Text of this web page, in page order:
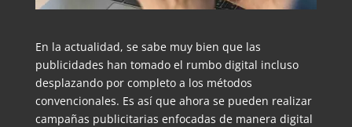
En la actualidad, se sabe muy bien que las
publicidades han tomado el rumbo digital incluso
desplazando por completo a los métodos
convencionales. Es así que ahora se pueden realizar
campañas publicitarias enfocadas de manera digital